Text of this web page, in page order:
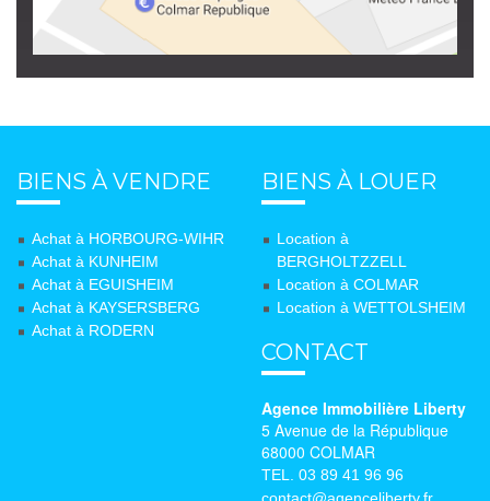
BIENS À VENDRE
Achat à HORBOURG-WIHR
Achat à KUNHEIM
Achat à EGUISHEIM
Achat à KAYSERSBERG
Achat à RODERN
BIENS À LOUER
Location à
BERGHOLTZZELL
Location à COLMAR
Location à WETTOLSHEIM
CONTACT
Agence Immobilière Liberty
5 Avenue de la République
68000 COLMAR
TEL. 03 89 41 96 96
contact@agenceliberty.fr